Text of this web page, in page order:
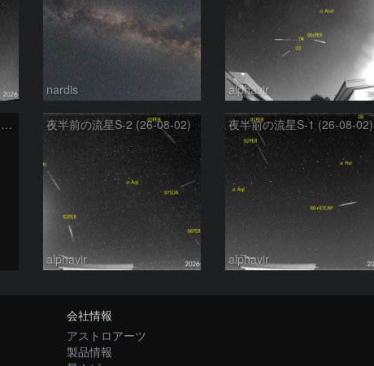
nardis alphavir
カシオペア座付近の空域 260720 夜半前の流星S-2 (26-08-02)
alphavir
夜半前の流星S-1 (26-08-02)
alphavir
会社情報
アストロアーツ
製品情報